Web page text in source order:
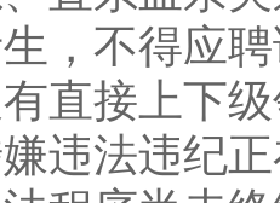
，不得应
直接上下
法违纪正